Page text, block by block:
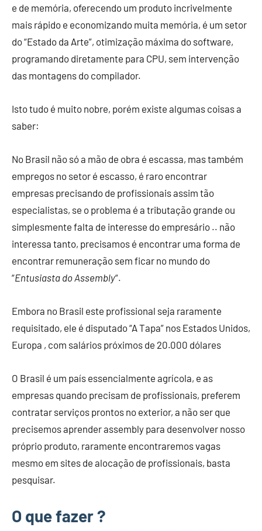
e de memória, oferecendo um produto incrivelmente
mais rápido e economizando muita memória, é um setor
do “Estado da Arte”, otimização máxima do software,
programando diretamente para CPU, sem intervenção
das montagens do compilador.
Isto tudo é muito nobre, porém existe algumas coisas a
saber:
No Brasil não só a mão de obra é escassa, mas também
empregos no setor é escasso, é raro encontrar
empresas precisando de profissionais assim tão
especialistas, se o problema é a tributação grande ou
simplesmente falta de interesse do empresário .. não
interessa tanto, precisamos é encontrar uma forma de
encontrar remuneração sem ficar no mundo do
“Entusiasta do Assembly“.
Embora no Brasil este profissional seja raramente
requisitado, ele é disputado “A Tapa” nos Estados Unidos,
Europa , com salários próximos de 20.000 dólares
O Brasil é um país essencialmente agrícola, e as
empresas quando precisam de profissionais, preferem
contratar serviços prontos no exterior, a não ser que
precisemos aprender assembly para desenvolver nosso
próprio produto, raramente encontraremos vagas
mesmo em sites de alocação de profissionais, basta
pesquisar.
O que fazer ?